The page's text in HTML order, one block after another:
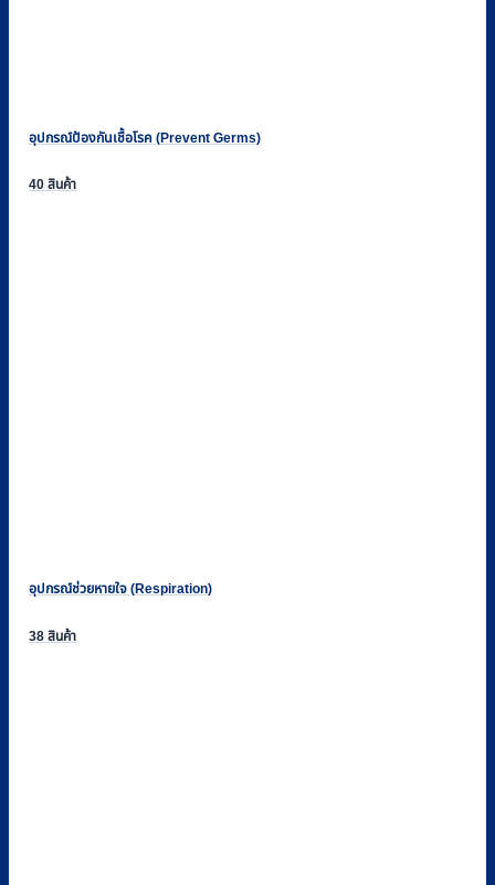
อุปกรณ์ป้องกันเชื้อโรค (Prevent Germs)
40 สินค้า
อุปกรณ์ช่วยหายใจ (Respiration)
38 สินค้า